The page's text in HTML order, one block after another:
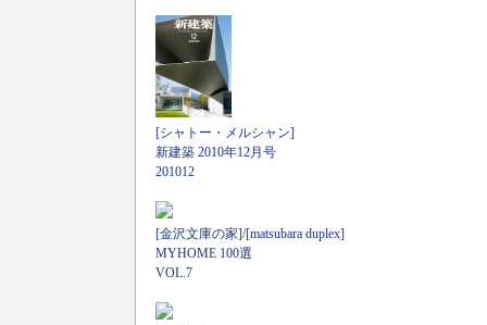
[シャトー・メルシャン]
新建築 2010年12月号
201012
[金沢文庫の家]/[matsubara duplex]
MYHOME 100選
VOL.7